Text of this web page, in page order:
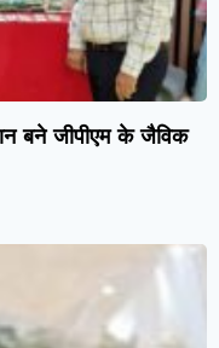
बने जीपीएम के जैविक